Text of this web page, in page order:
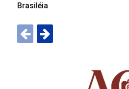
Brasiléia